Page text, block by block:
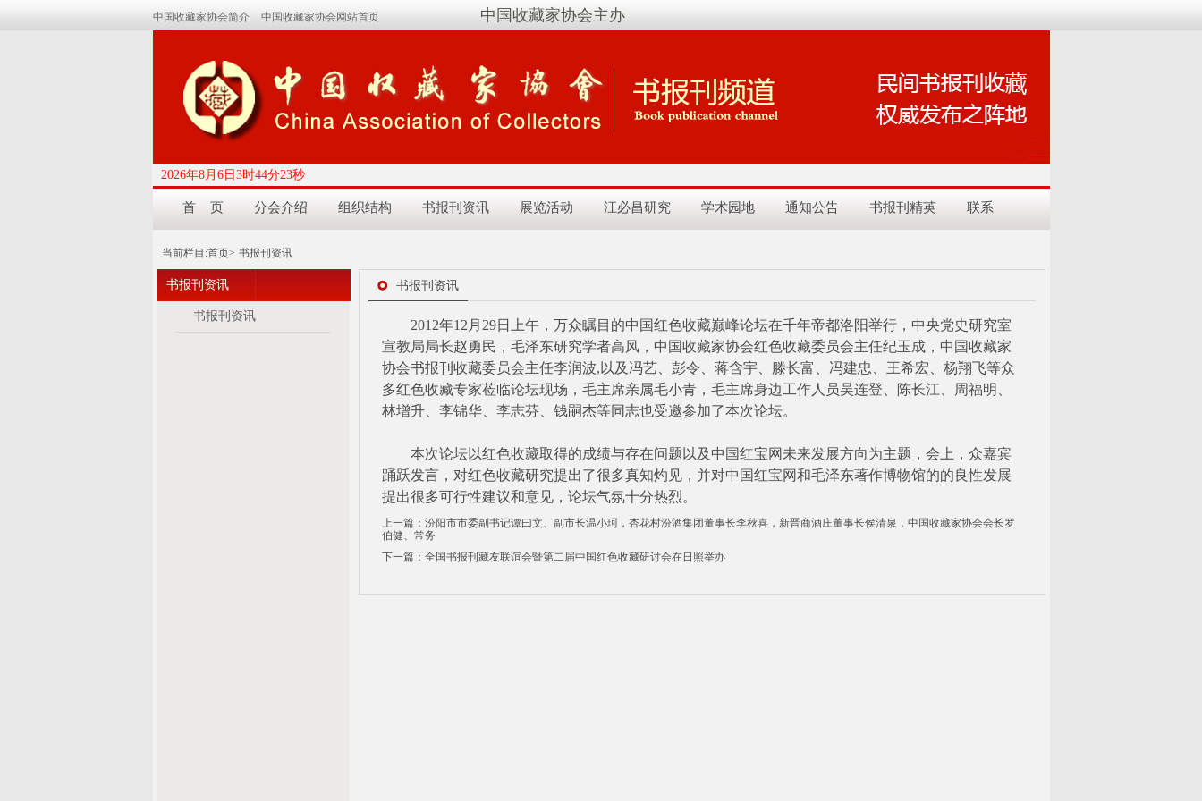
中国收藏家协会简介 中国收藏家协会网站首页 中国收藏家协会主办
2026年8月6日3时44分24秒
首 页 分会介绍 组织结构 书报刊资讯 展览活动 汪必昌研究 学术园地 通知公告 书报刊精英 联系
当前栏目:首页> 书报刊资讯
书报刊资讯
书报刊资讯
书报刊资讯
2012年12月29日上午，万众瞩目的中国红色收藏巅峰论坛在千年帝都洛阳举行，中央党史研究室
宣教局局长赵勇民，毛泽东研究学者高风，中国收藏家协会红色收藏委员会主任纪玉成，中国收藏家
协会书报刊收藏委员会主任李润波,以及冯艺、彭令、蒋含宇、滕长富、冯建忠、王希宏、杨翔飞等众
多红色收藏专家莅临论坛现场，毛主席亲属毛小青，毛主席身边工作人员吴连登、陈长江、周福明、
林增升、李锦华、李志芬、钱嗣杰等同志也受邀参加了本次论坛。
本次论坛以红色收藏取得的成绩与存在问题以及中国红宝网未来发展方向为主题，会上，众嘉宾
踊跃发言，对红色收藏研究提出了很多真知灼见，并对中国红宝网和毛泽东著作博物馆的的良性发展
提出很多可行性建议和意见，论坛气氛十分热烈。
上一篇：汾阳市市委副书记谭曰文、副市长温小珂，杏花村汾酒集团董事长李秋喜，新晋商酒庄董事长侯清泉，中国收藏家协会会长罗
伯健、常务
下一篇：全国书报刊藏友联谊会暨第二届中国红色收藏研讨会在日照举办